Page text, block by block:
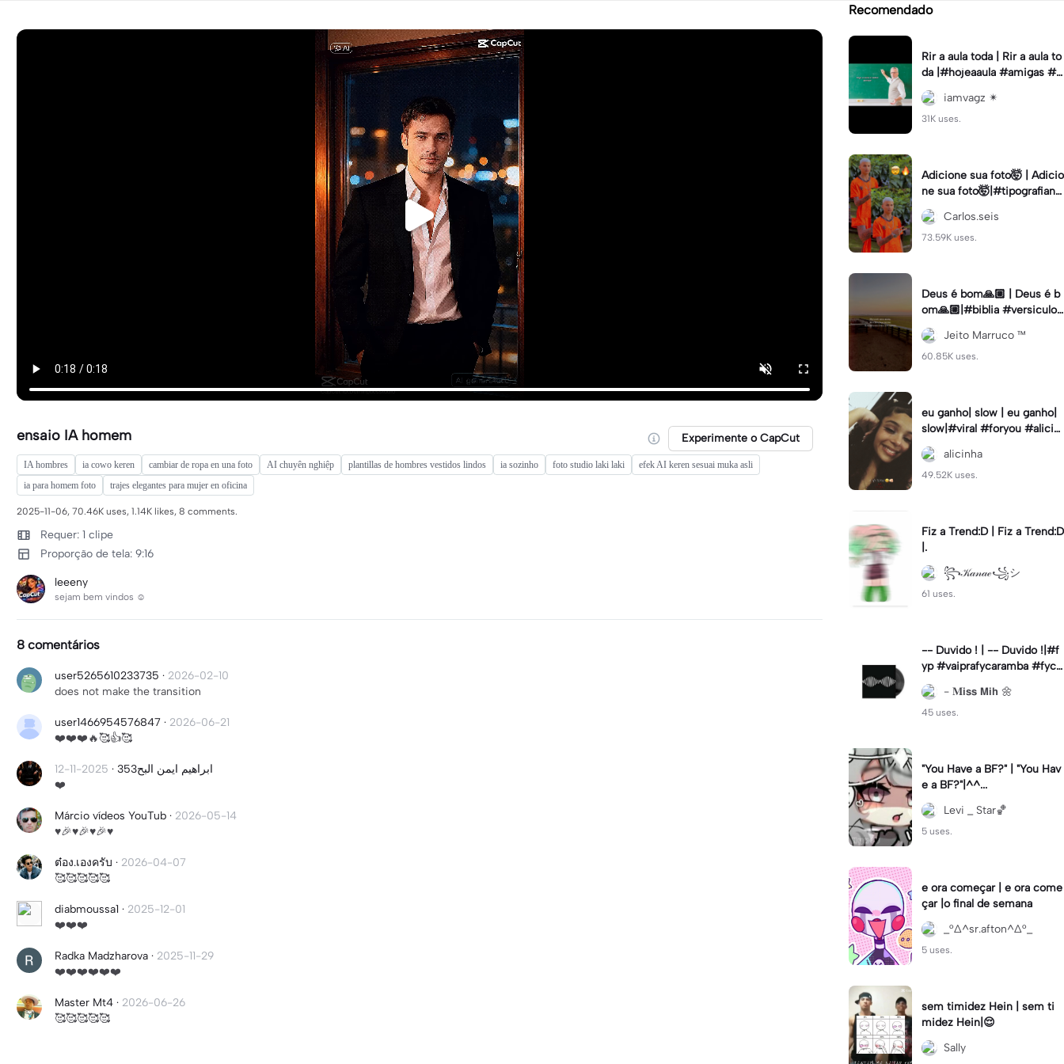
ensaio IA homem Experimente o CapCut
IA hombres ia cowo keren cambiar de ropa en una foto AI chuyên nghiệp plantillas de hombres vestidos lindos ia sozinho foto studio laki laki
efek AI keren sesuai muka asli
ia para homem foto
trajes elegantes para mujer en oficina
2025-11-06, 70.46K uses, 1.14K likes, 8 comments.
Requer: 1 clipe
Proporção de tela: 9:16
leeeny
sejam bem vindos ☺️
8 comentários
user5265610233735 · 2026-02-10
does not make the transition
user1466954576847 · 2026-06-21
❤️❤️❤️🔥🥰👍🥰
ابراهيم ايمن البح353 ·
2025-11-12
❤️
Márcio vídeos YouTub · 2026-05-14
♥️🎉♥️🎉♥️🎉♥️
ต๋อง.เองครับ · 2026-04-07
🥰🥰🥰🥰🥰
diabmoussa1 · 2025-12-01
❤️❤️❤️
Radka Madzharova · 2025-11-29
❤️❤️❤️❤️❤️❤️
Master Mt4 · 2026-06-26
🥰🥰🥰🥰🥰
Recomendado
Rir a aula toda | Rir a aula to
da |#hojeaaula #amigas #tr
endtikitok #melhoresamiga
s
iamvagz ✴︎
31K uses.
Adicione sua foto🤯 | Adicio
ne sua foto🤯|#tipografiano
va #status #tipografia
Carlos.seis
73.59K uses.
Deus é bom🙏🏼 | Deus é b
om🙏🏼|#biblia #versiculo
#cristao #agro #tipografia
#fy #fypJeito Marruco ™️
60.85K uses.
eu ganho| slow | eu ganho|
slow|#viral #foryou #alicin
ha #cameralenta #slow
alicinha
49.52K uses.
Fiz a Trend:D | Fiz a Trend:D
|.
꧂𝒦𝒶𝓃𝒶ℯ꧁シ
61 uses.
-- Duvido ! | -- Duvido !|#f
yp #vaiprafycaramba #fyca
pcut #viral
- 𝐌𝗶𝘀𝘀 𝗠𝗶𝗵 🌼
45 uses.
"You Have a BF?" | "You Hav
e a BF?"|^^...
Levi _ Star🏀
5 uses.
e ora começar | e ora come
çar |o final de semana
_°∆^sr.afton^∆°_
5 uses.
sem timidez Hein | sem ti
midez Hein|😌
Sally